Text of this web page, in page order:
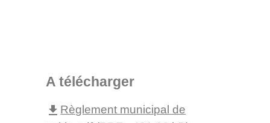
A télécharger
file_download Règlement municipal de